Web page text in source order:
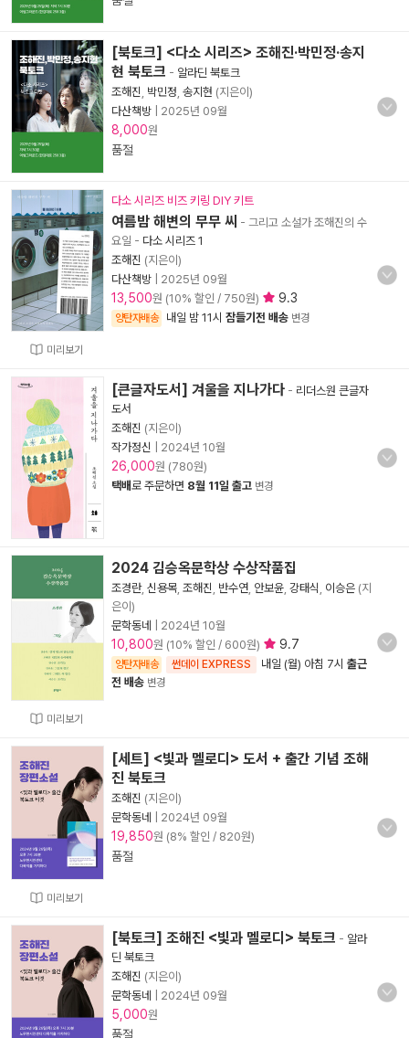
[북토크] <다소 시리즈> 조해진·박민정·송지
현 북토크 - 알라딘 북토크
조해진 박민정 송지현 (지은이)
다산책방
2025년 09월
8,000원
품절
미리보기
다소 시리즈 비즈 키링 DIY 키트
여름밤 해변의 무무 씨 - 그리고 소설가 조해진의 수
요일 - 다소 시리즈 1
조해진 (지은이)
다산책방
2025년 09월
13,500원 (10% 할인 / 750원) 9.3
양탄자배송 내일 밤 11시 잠들기전 배송 변경
[큰글자도서] 겨울을 지나가다 - 리더스원 큰글자
도서
조해진 (지은이)
작가정신
2024년 10월
26,000원 (780원)
택배로 주문하면 8월 11일 출고 변경
미리보기
2024 김승옥문학상 수상작품집
조경란, 신용목 조해진 반수연 안보윤 강태식 이승은 (지
은이)
문학동네
2024년 10월
10,800원 (10% 할인 / 600원) 9.7
양탄자배송 썬데이 EXPRESS 내일 (월) 아침 7시 출근
전 배송 변경
미리보기
[세트] <빛과 멜로디> 도서 + 출간 기념 조해
진 북토크
조해진 (지은이)
문학동네
2024년 09월
19,850원 (8% 할인 / 820원)
품절
[북토크] 조해진 <빛과 멜로디> 북토크 - 알라
딘 북토크
조해진 (지은이)
문학동네
2024년 09월
5,000원
품절